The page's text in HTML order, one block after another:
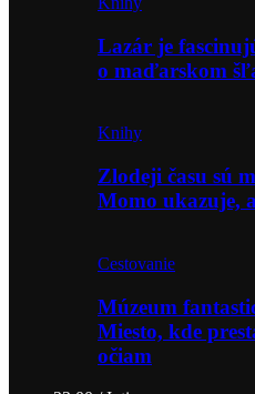
Lazár je
o maďarskom
Knihy
Zlodeji času sú
Momo ukazuje,
Cestovanie
Múzeum
Miesto, kde
očiam